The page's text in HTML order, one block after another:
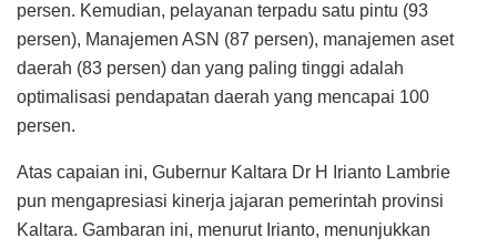
persen. Kemudian, pelayanan terpadu satu pintu (93
persen), Manajemen ASN (87 persen), manajemen aset
daerah (83 persen) dan yang paling tinggi adalah
optimalisasi pendapatan daerah yang mencapai 100
persen.
Atas capaian ini, Gubernur Kaltara Dr H Irianto Lambrie
pun mengapresiasi kinerja jajaran pemerintah provinsi
Kaltara. Gambaran ini, menurut Irianto, menunjukkan